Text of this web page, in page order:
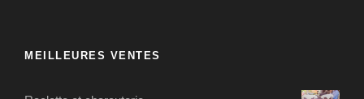
MEILLEURES VENTES